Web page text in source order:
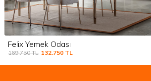
Felix Yemek Odası
169.750TL 132.750 TL